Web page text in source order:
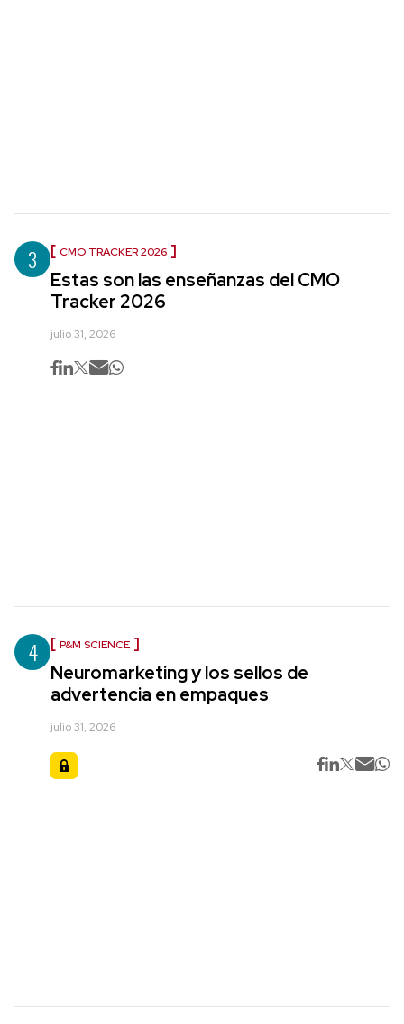
3 CMO TRACKER 2026
Estas son las enseñanzas del CMO
Tracker 2026
julio 31, 2026
4 P&M SCIENCE
Neuromarketing y los sellos de
advertencia en empaques
julio 31, 2026